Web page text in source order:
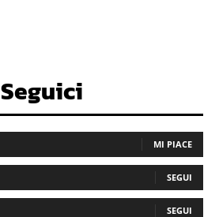
Seguici
MI PIACE
SEGUI
SEGUI